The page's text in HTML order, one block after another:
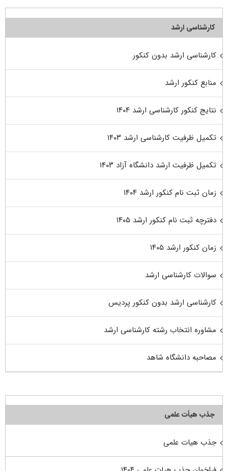
کارشناسی ارشد
کارشناسی ارشد بدون کنکور
منابع کنکور ارشد
نتایج کنکور کارشناسی ارشد ۱۴۰۴
تکمیل ظرفیت کارشناسی ارشد ۱۴۰۳
تکمیل ظرفیت ارشد دانشگاه آزاد ۱۴۰۳
زمان ثبت نام کنکور ارشد ۱۴۰۴
دفترچه ثبت نام کنکور ارشد ۱۴۰۵
زمان کنکور ارشد ۱۴۰۵
سوالات کارشناسی ارشد
کارشناسی ارشد بدون کنکور پردیس
مشاوره انتخاب رشته کارشناسی ارشد
مصاحبه دانشگاه شاهد
جذب هیأت علمی
جذب هیات علمی